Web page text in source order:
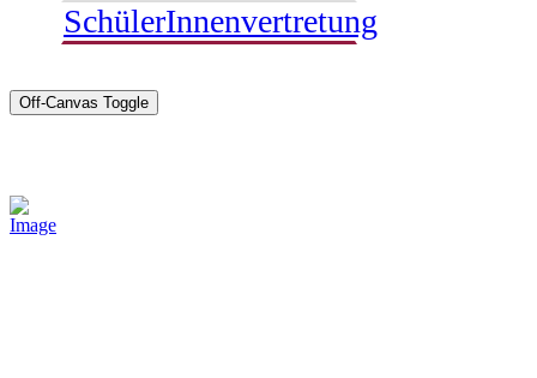
SchülerInnenvertretung
Off-Canvas Toggle